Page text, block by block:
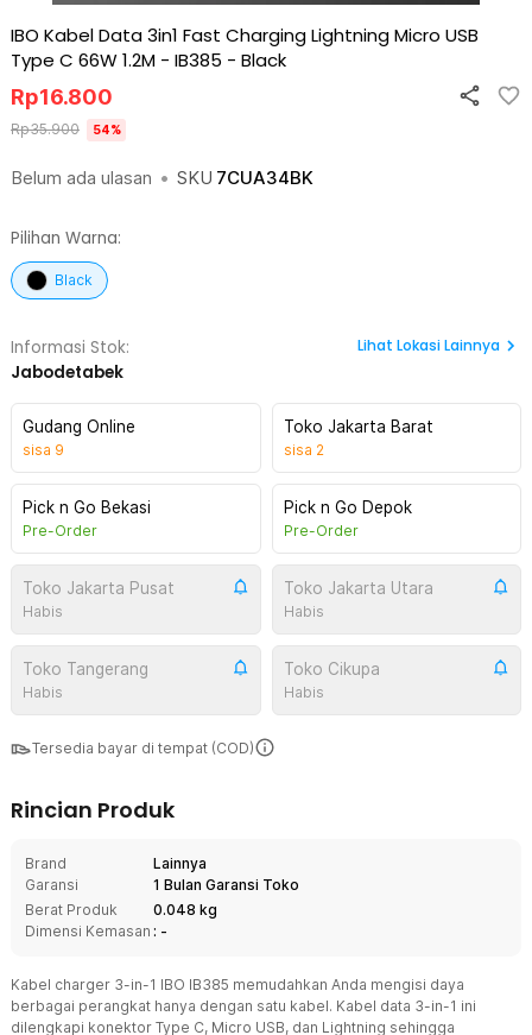
IBO Kabel Data 3in1 Fast Charging Lightning Micro USB
Type C 66W 1.2M - IB385 - Black
Belum ada ulasan • SKU 7CUA34BK
Rp16.800
Rp35.900 54%
Pilihan Warna:
Black
Informasi Stok:
Jabodetabek
Lihat Lokasi Lainnya
Gudang Online
sisa 9
Toko Jakarta Barat
sisa 2
Pick n Go Bekasi
Pre-Order
Pick n Go Depok
Pre-Order
Toko Jakarta Pusat
Habis
Toko Jakarta Utara
Habis
Toko Tangerang
Habis
Toko Cikupa
Habis
Tersedia bayar di tempat (COD)
Rincian Produk
Brand
Lainnya
Garansi
1 Bulan Garansi Toko
Berat Produk
0.048 kg
Dimensi Kemasan : -
Kabel charger 3-in-1 IBO IB385 memudahkan Anda mengisi daya
berbagai perangkat hanya dengan satu kabel. Kabel data 3-in-1 ini
dilengkapi konektor Type C, Micro USB, dan Lightning sehingga